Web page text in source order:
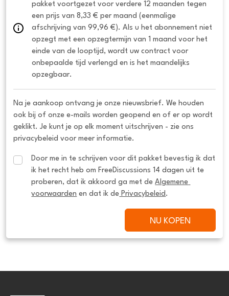
pakket voortgezet voor verdere 12 maanden tegen
een prijs van 8,33 € per maand (eenmalige
afschrijving van 99,96 €). Als u het abonnement niet
opzegt met een opzegtermijn van 1 maand voor het
einde van de looptijd, wordt uw contract voor
onbepaalde tijd verlengd en is het maandelijks
opzegbaar.
Na je aankoop ontvang je onze nieuwsbrief. We houden
ook bij of onze e-mails worden geopend en of er op wordt
geklikt. Je kunt je op elk moment uitschrijven - zie ons
privacybeleid voor meer informatie.
Door me in te schrijven voor dit pakket bevestig ik dat
ik het recht heb om FreeDiscussions 14 dagen uit te
proberen, dat ik akkoord ga met de Algemene
voorwaarden en dat ik de Privacybeleid .
NU KOPEN